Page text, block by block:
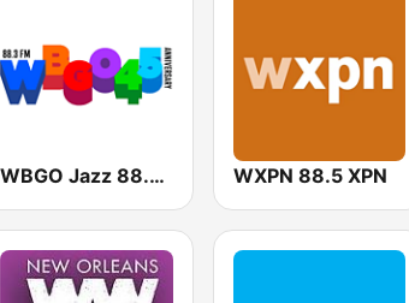
WBGO Jazz 88.3 FM WXPN 88.5 XPN